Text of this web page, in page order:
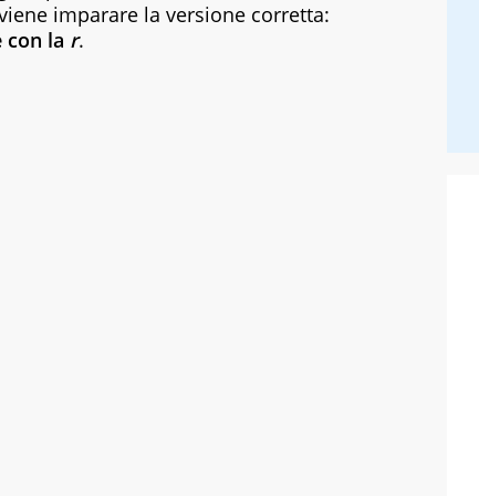
imparare la versione corretta:
la r.